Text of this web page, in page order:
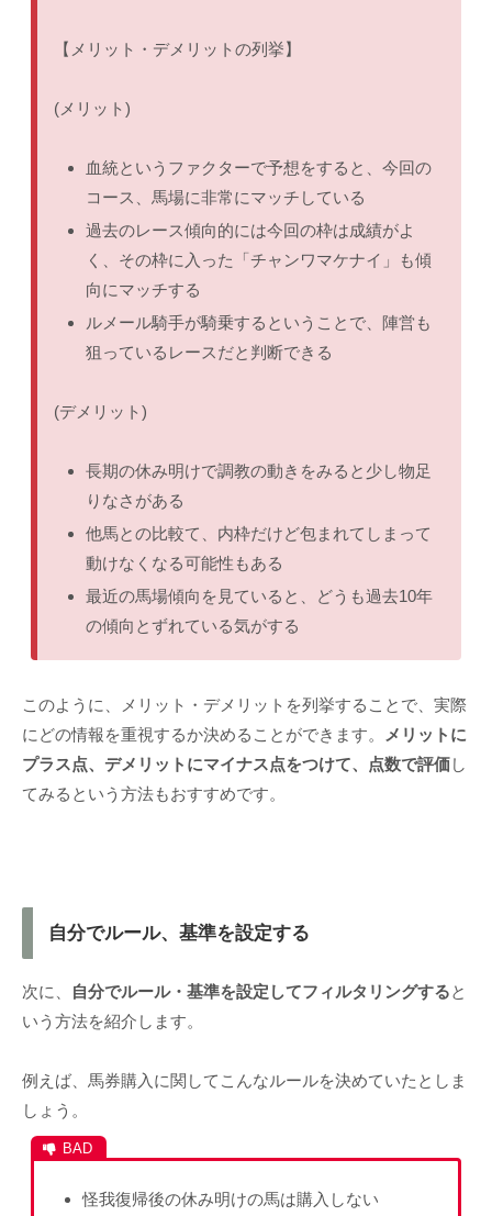
【メリット・デメリットの列挙】
(メリット)
血統というファクターで予想をすると、今回の
コース、馬場に非常にマッチしている
過去のレース傾向的には今回の枠は成績がよ
く、その枠に入った「チャンワマケナイ」も傾
向にマッチする
ルメール騎手が騎乗するということで、陣営も
狙っているレースだと判断できる
(デメリット)
長期の休み明けで調教の動きをみると少し物足
りなさがある
他馬との比較て、内枠だけど包まれてしまって
動けなくなる可能性もある
最近の馬場傾向を見ていると、どうも過去10年
の傾向とずれている気がする
このように、メリット・デメリットを列挙することで、実際
にどの情報を重視するか決めることができます。
メリットに
プラス点、デメリットにマイナス点をつけて、点数で評価し
てみるという方法もおすすめです。
自分でルール、基準を設定する
次に、 自分でルール・基準を設定してフィルタリングすると
いう方法を紹介します。
例えば、馬券購入に関してこんなルールを決めていたとしま
しょう。
怪我復帰後の休み明けの馬は購入しない